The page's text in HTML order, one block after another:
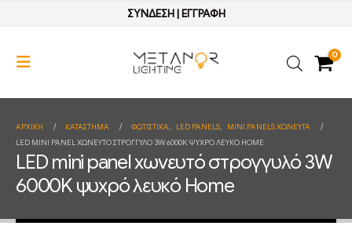
ΣΥΝΔΕΣΗ| ΕΓΓΡΑΦΗ
0
ΑΡΧΙΚΉ ΚΑΤΆΣΤΗΜΑ ΦΩΤΙΣΤΙΚΑ, LED PANELS,
MINI PANELS ΧΩΝΕΥΤΑ
LED MINI PANEL ΧΩΝΕΥΤΌ ΣΤΡΟΓΓΥΛΌ 3W 6000K ΨΥΧΡΌ ΛΕΥΚΌ HOME
LED mini panel χωνευτό στρογγυλό 3W
6000K ψυχρό λευκό Home